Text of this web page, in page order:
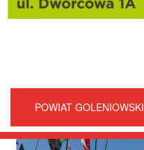
POWIAT GOLENIOWSKI